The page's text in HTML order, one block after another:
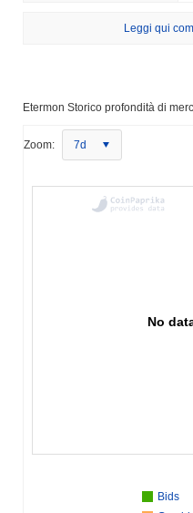
Leggi qui
Etermon Storico profondità di
Zoom: 7d
No
Bids